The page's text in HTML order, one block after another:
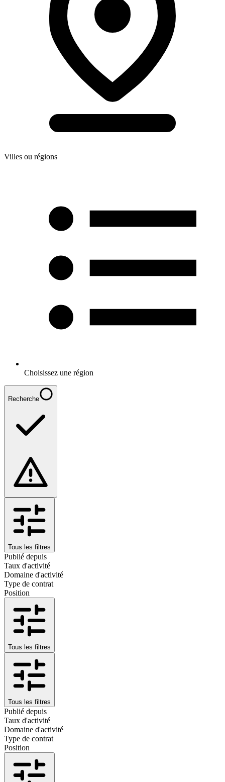
Villes ou régions
Choisissez une région
Recherche
Tous les filtres
Publié depuis
Taux d'activité
Domaine d'activité
Type de contrat
Position
Tous les filtres
Tous les filtres
Publié depuis
Taux d'activité
Domaine d'activité
Type de contrat
Position